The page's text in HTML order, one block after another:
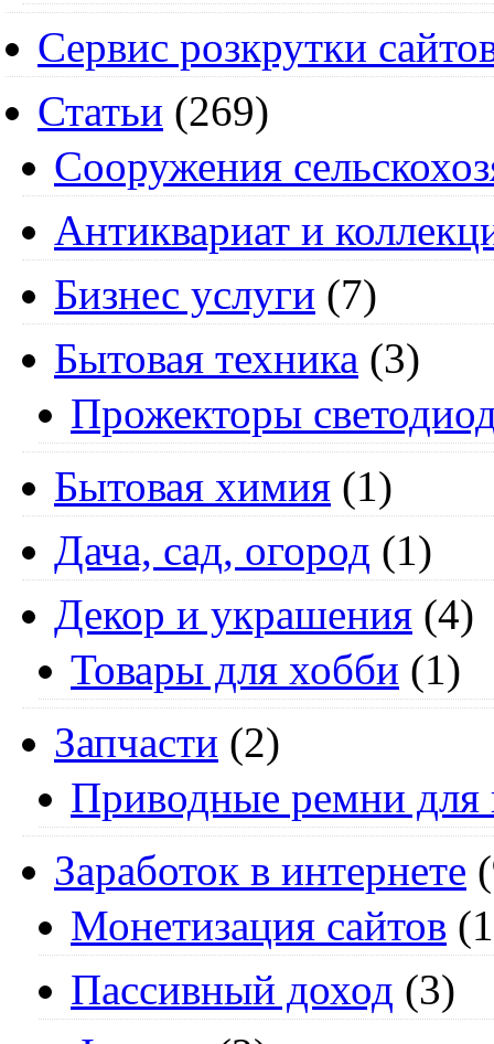
Сервис розкрутки
Статьи (269)
Cооружения
Антиквариат и
Бизнес услуги (7)
Бытовая техника (3)
Прожекторы
Бытовая химия (1)
Дача, сад, огород (1)
Декор и украшения (4)
Товары для хобби (1)
Запчасти (2)
Приводные ремни для
Заработок в интернете
Монетизация сайтов
Пассивный доход (3)